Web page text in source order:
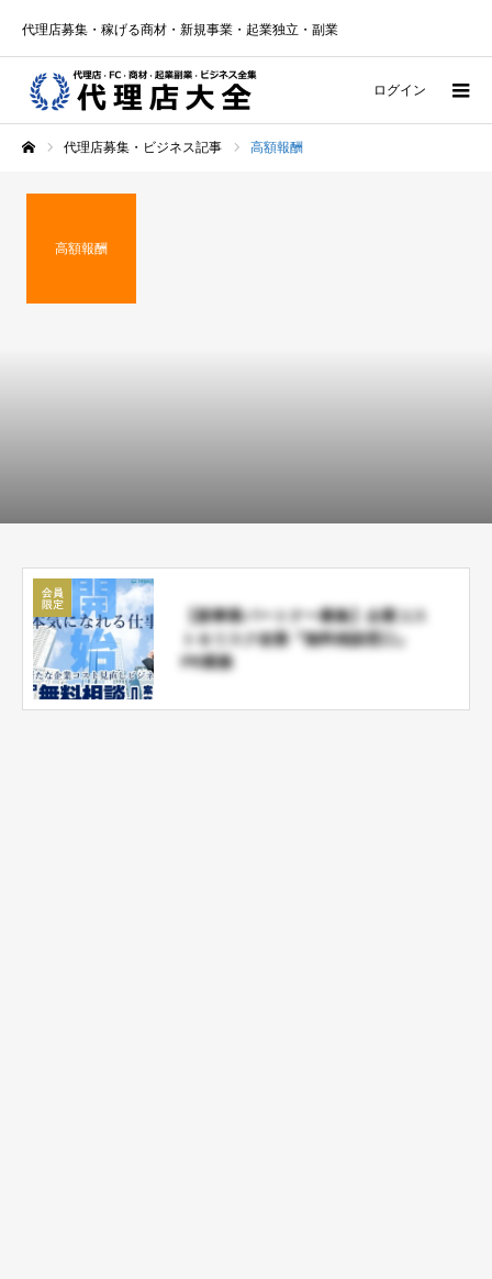
代理店募集・稼げる商材・新規事業・起業独立・副業
ログイン
代理店募集・ビジネス記事 高額報酬
高額報酬
【新事業パートナー募集】企業コス
ト＆リスク改善『無料相談窓口』
PR業務